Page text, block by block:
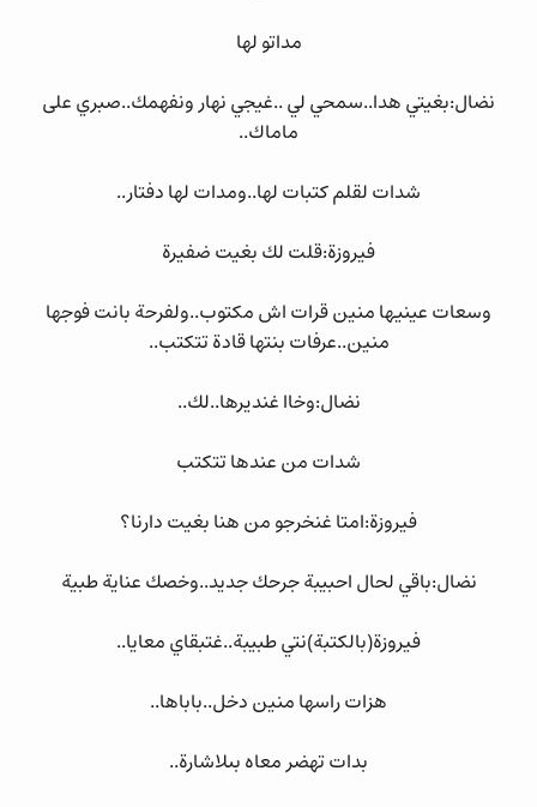
مداتو لها
نضال:بغيتي هدا..سمحي لي ..غيجي نهار ونفهمك..صبري على
ماماك..
شدات لقلم كتبات لها..ومدات لها دفتار..
فيروزة:قلت لك بغيت ضفيرة
وسعات عينيها منين قرات اش مكتوب..ولفرحة بانت فوجها
منين..عرفات بنتها قادة تتكتب..
نضال:وخاا غنديرها..لك..
شدات من عندها تتكتب
فيروزة:امتا غنخرجو من هنا بغيت دارنا؟
نضال:باقي لحال احبيبة جرحك جديد..وخصك عناية طبية
فيروزة(بالكتبة)نتي طبيبة..غتبقاي معايا..
هزات راسها منين دخل..باباها..
بدات تهضر معاه بىلاشارة..